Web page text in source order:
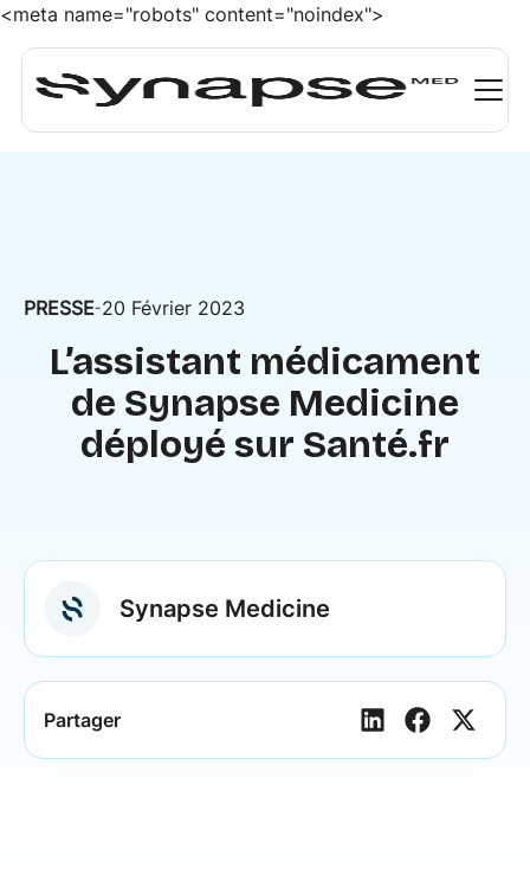
<meta name="robots" content="noindex">
PRESSE-20 Février 2023
L’assistant médicament
de Synapse Medicine
déployé sur Santé.fr
Synapse Medicine
Partager